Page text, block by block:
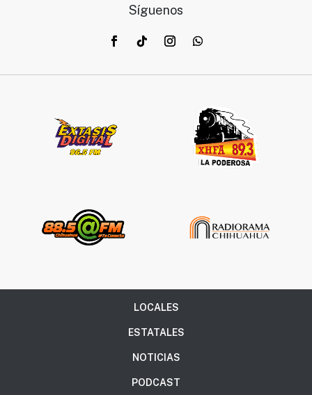
Síguenos
LOCALES
ESTATALES
NOTICIAS
PODCAST